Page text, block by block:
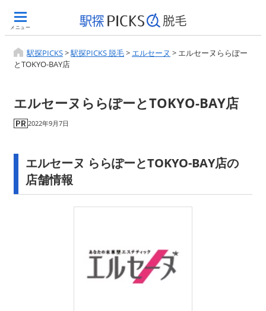
メニュー
駅探PICKS>駅探PICKS 脱毛> エルセーヌ > エルセーヌららぽー
とTOKYO-BAY店
エルセーヌららぽーとTOKYO-BAY店
2022年9月7日
エルセーヌ ららぽーとTOKYO-BAY店の
店舗情報